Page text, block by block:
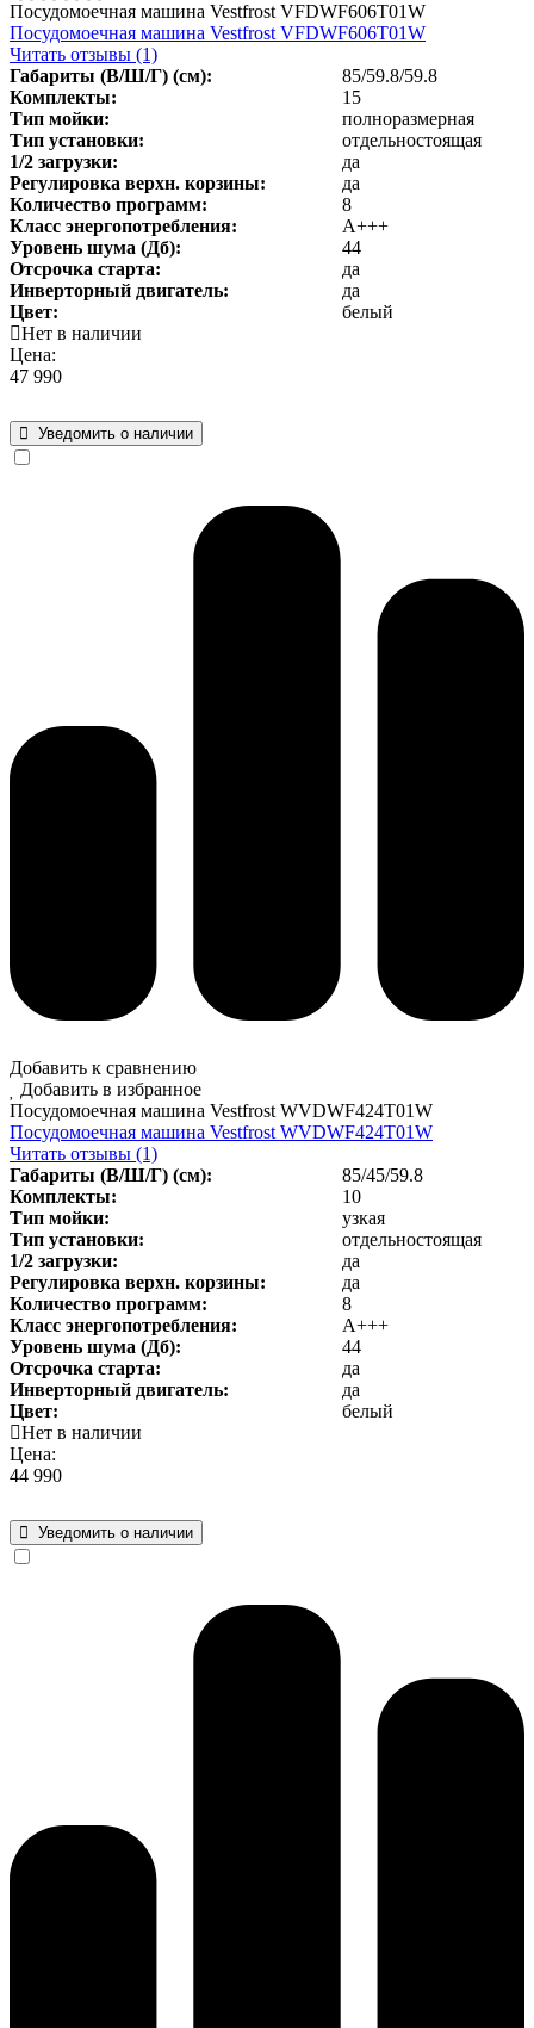
Посудомоечная машина Vestfrost VFDWF606T01W
Посудомоечная машина Vestfrost VFDWF606T01W
Читать отзывы (1)
Габариты (В/Ш/Г) (см):
85/59.8/59.8
Комплекты:
15
Тип мойки:
полноразмерная
Тип установки:
отдельностоящая
1/2 загрузки:
да
Регулировка верхн. корзины:
да
Количество программ:
8
Класс энергопотребления:
А+++
Уровень шума (Дб):
44
Отсрочка старта:
да
Инверторный двигатель:
да
Цвет:
белый
Нет в наличии
Цена:
47 990
Уведомить о наличии
Добавить к сравнению
Добавить в избранное
Посудомоечная машина Vestfrost WVDWF424T01W
Посудомоечная машина Vestfrost WVDWF424T01W
Читать отзывы (1)
Габариты (В/Ш/Г) (см):
85/45/59.8
Комплекты:
10
Тип мойки:
узкая
Тип установки:
отдельностоящая
1/2 загрузки:
да
Регулировка верхн. корзины:
да
Количество программ:
8
Класс энергопотребления:
А+++
Уровень шума (Дб):
44
Отсрочка старта:
да
Инверторный двигатель:
да
Цвет:
белый
Нет в наличии
Цена:
44 990
Уведомить о наличии